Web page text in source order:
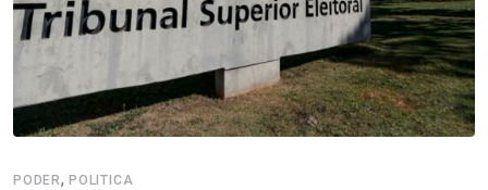
PODER, POLITICA